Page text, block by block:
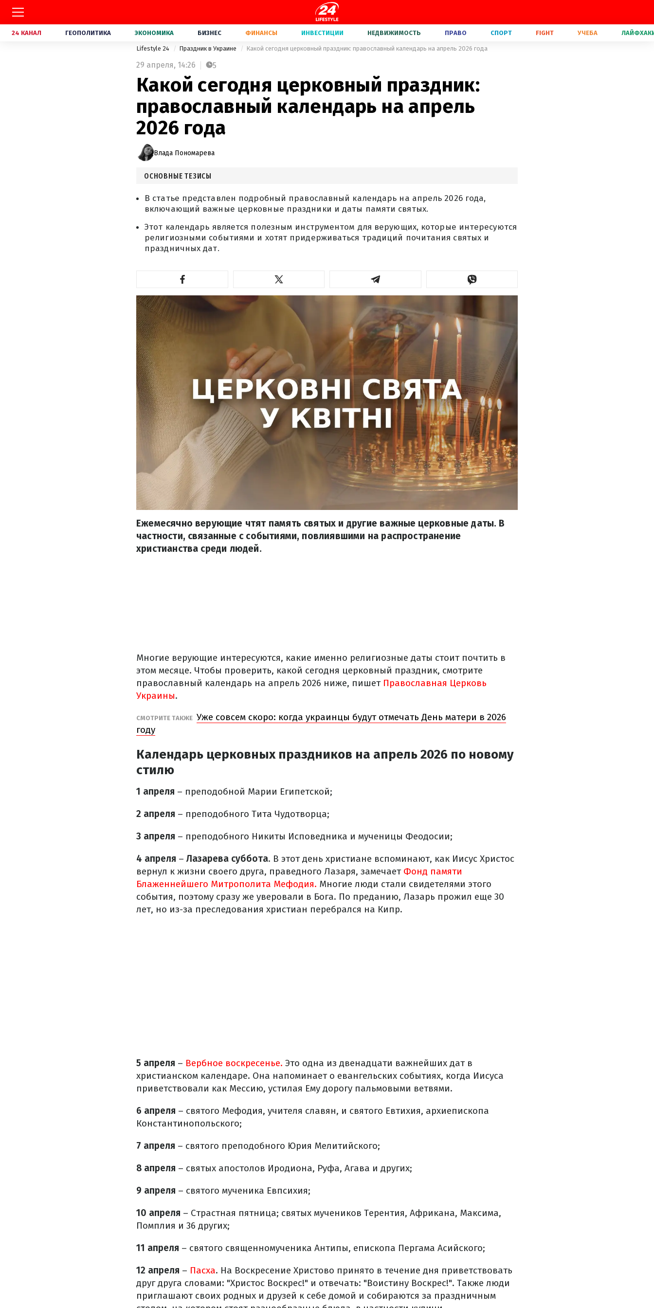
24 КАНАЛ ГЕОПОЛИТИКА ЭКОНОМИКА БИЗНЕС ФИНАНСЫ ИНВЕСТИЦИИ НЕДВИЖИМОСТЬ ПРАВО СПОРТ FIGHT УЧЕБА
Lifestyle 24 Праздник в Украине Какой сегодня церковный праздник: православный календарь на апрель 2026 года
29 апреля, 14:26 5
Какой сегодня церковный праздник:
православный календарь на апрель
2026 года
Влада Пономарева
ОСНОВНЫЕ ТЕЗИСЫ
В статье представлен подробный православный календарь на апрель 2026 года,
включающий важные церковные праздники и даты памяти святых.
Этот календарь является полезным инструментом для верующих, которые интересуются
религиозными событиями и хотят придерживаться традиций почитания святых и
праздничных дат.
Ежемесячно верующие чтят память святых и другие важные церковные даты. В
частности, связанные с событиями, повлиявшими на распространение
христианства среди людей.
Многие верующие интересуются, какие именно религиозные даты стоит почтить в
этом месяце. Чтобы проверить, какой сегодня церковный праздник, смотрите
православный календарь на апрель 2026 ниже, пишет Православная Церковь
Украины.
СМОТРИТЕ ТАКЖЕ Уже совсем скоро: когда украинцы будут отмечать День матери в 2026
году
Календарь церковных праздников на апрель 2026 по новому
стилю
1 апреля – преподобной Марии Египетской;
2 апреля – преподобного Тита Чудотворца;
3 апреля – преподобного Никиты Исповедника и мученицы Феодосии;
4 апреля – Лазарева суббота. В этот день христиане вспоминают, как Иисус Христос
вернул к жизни своего друга, праведного Лазаря, замечаетФонд памяти
Блаженнейшего Митрополита Мефодия. Многие люди стали свидетелями этого
события, поэтому сразу же уверовали в Бога. По преданию, Лазарь прожил еще 30
лет, но из-за преследования христиан перебрался на Кипр.
5 апреля – Вербное воскресенье. Это одна из двенадцати важнейших дат в
христианском календаре. Она напоминает о евангельских событиях, когда Иисуса
приветствовали как Мессию, устилая Ему дорогу пальмовыми ветвями.
6 апреля – святого Мефодия, учителя славян, и святого Евтихия, архиепископа
Константинопольского;
7 апреля – святого преподобного Юрия Мелитийского;
8 апреля – святых апостолов Иродиона, Руфа, Агава и других;
9 апреля – святого мученика Евпсихия;
10 апреля – Страстная пятница; святых мучеников Терентия, Африкана, Максима,
Помплия и 36 других;
11 апреля – святого священномученика Антипы, епископа Пергама Асийского;
12 апреля – Пасха. На Воскресение Христово принято в течение дня приветствовать
друг друга словами: "Христос Воскрес!" и отвечать: "Воистину Воскрес!". Также люди
приглашают своих родных и друзей к себе домой и собираются за праздничным